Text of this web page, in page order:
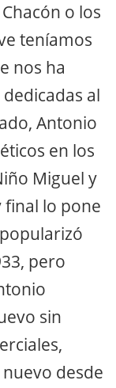
o los
teníamos
nos ha
al
Antonio
en los
Miguel y
final lo pone
pero
sin
desde